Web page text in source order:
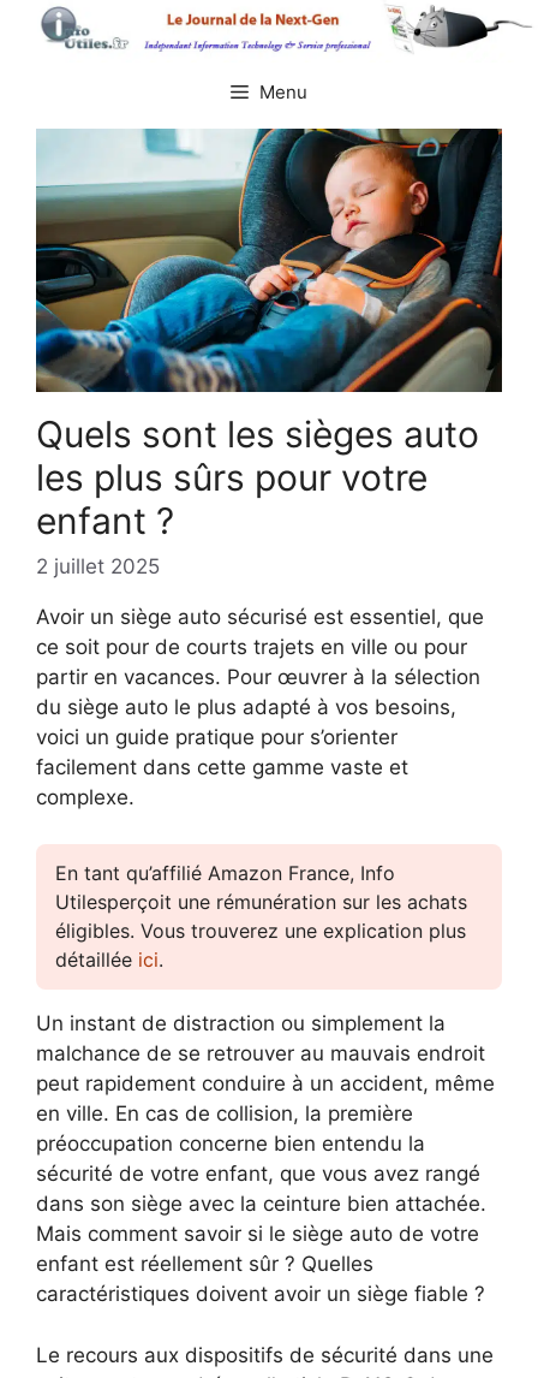
Aller
Menu
Quels sont les sièges auto
les plus sûrs pour votre
enfant ?
2 juillet 2025
Avoir un siège auto sécurisé est essentiel, que
ce soit pour de courts trajets en ville ou pour
partir en vacances. Pour œuvrer à la sélection
du siège auto le plus adapté à vos besoins,
voici un guide pratique pour s’orienter
facilement dans cette gamme vaste et
complexe.
En tant qu’affilié Amazon France, Info
Utilesperçoit une rémunération sur les achats
éligibles. Vous trouverez une explication plus
détaillée ici.
Un instant de distraction ou simplement la
malchance de se retrouver au mauvais endroit
peut rapidement conduire à un accident, même
en ville. En cas de collision, la première
préoccupation concerne bien entendu la
sécurité de votre enfant, que vous avez rangé
dans son siège avec la ceinture bien attachée.
Mais comment savoir si le siège auto de votre
enfant est réellement sûr ? Quelles
caractéristiques doivent avoir un siège fiable ?
Le recours aux dispositifs de sécurité dans une